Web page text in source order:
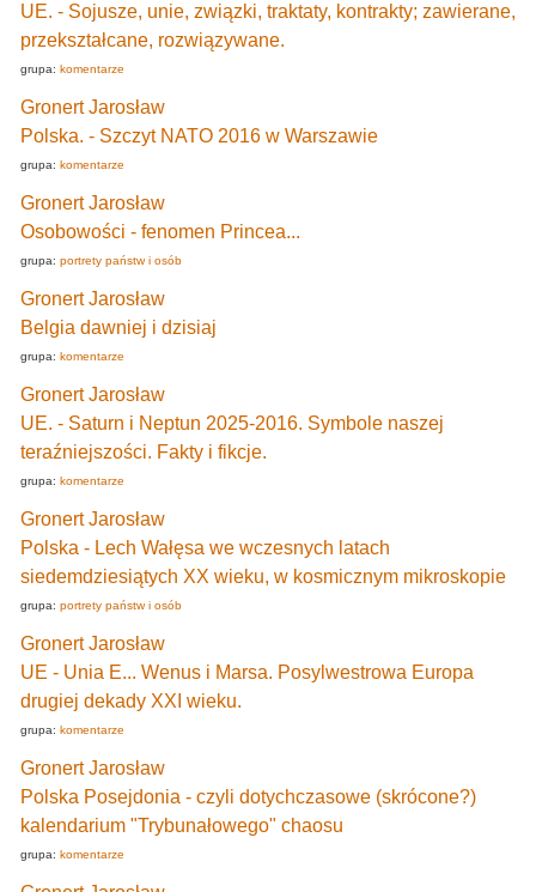
UE. - Sojusze, unie, związki, traktaty, kontrakty; zawierane,
przekształcane, rozwiązywane.
grupa: komentarze
Gronert Jarosław
Polska. - Szczyt NATO 2016 w Warszawie
grupa: komentarze
Gronert Jarosław
Osobowości - fenomen Princea...
grupa: portrety państw i osób
Gronert Jarosław
Belgia dawniej i dzisiaj
grupa: komentarze
Gronert Jarosław
UE. - Saturn i Neptun 2025-2016. Symbole naszej
teraźniejszości. Fakty i fikcje.
grupa: komentarze
Gronert Jarosław
Polska - Lech Wałęsa we wczesnych latach
siedemdziesiątych XX wieku, w kosmicznym mikroskopie
grupa: portrety państw i osób
Gronert Jarosław
UE - Unia E... Wenus i Marsa. Posylwestrowa Europa
drugiej dekady XXI wieku.
grupa: komentarze
Gronert Jarosław
Polska Posejdonia - czyli dotychczasowe (skrócone?)
kalendarium "Trybunałowego" chaosu
grupa: komentarze